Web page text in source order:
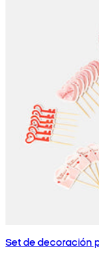
Set de decoración